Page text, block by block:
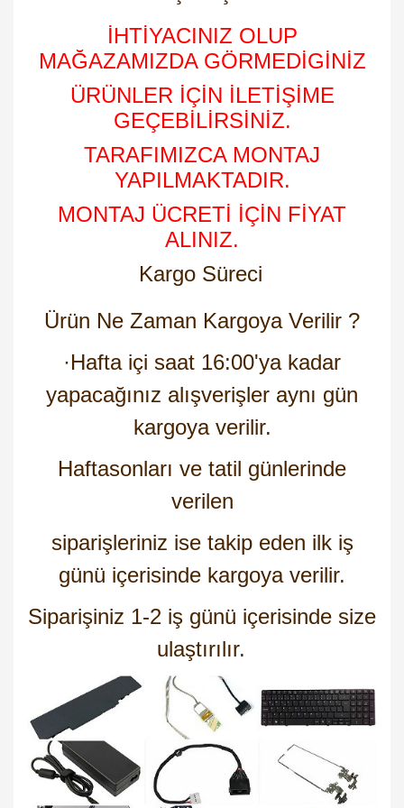
İHTİYACINIZ OLUP
MAĞAZAMIZDA GÖRMEDİGİNİZ
ÜRÜNLER İÇİN İLETİŞİME
GEÇEBİLİRSİNİZ.
TARAFIMIZCA MONTAJ
YAPILMAKTADIR.
MONTAJ ÜCRETİ İÇİN FİYAT
ALINIZ.
Kargo Süreci
Ürün Ne Zaman Kargoya Verilir ?
·Hafta içi saat 16:00'ya kadar
yapacağınız alışverişler aynı gün
kargoya verilir.
Haftasonları ve tatil günlerinde
verilen
siparişleriniz ise takip eden ilk iş
günü içerisinde kargoya verilir.
Siparişiniz 1-2 iş günü içerisinde size
ulaştırılır.